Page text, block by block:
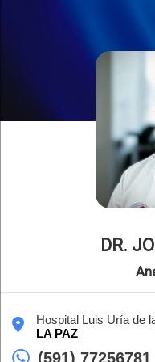
DR.
Hospital Luis Uría de
LA PAZ
(591) 77256781